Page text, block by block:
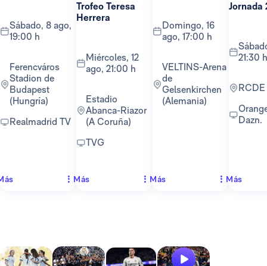
sábado, 8 ago,
19:00 h
Ferencváros
Stadion de
Budapest
(Hungría)
Realmadrid TV
Trofeo Teresa
Herrera
miércoles, 12
ago, 21:00 h
Estadio
Abanca-Riazor
(A Coruña)
TVG
Más
domingo, 16
ago, 17:00 h
VELTINS-Arena
de
Gelsenkirchen
(Alemania)
Más
Jornada
sábado, 22 ago,
21:30 h
Orange TV y
Dazn.
Más